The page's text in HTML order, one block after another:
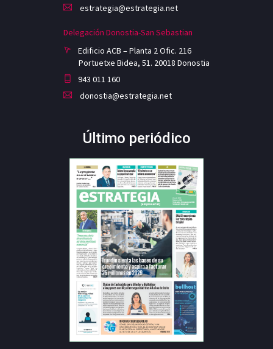
estrategia@estrategia.net
Delegación Donostia-San Sebastian
Edificio ACB – Planta 2 Ofic. 216
Portuetxe Bidea, 51. 20018 Donostia
943 011 160
donostia@estrategia.net
Último periódico